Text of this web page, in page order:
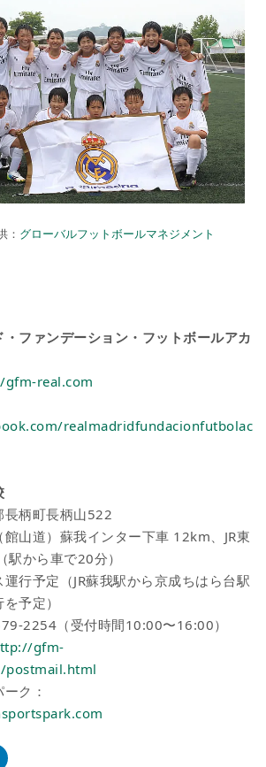
： グローバルフットボールマネジメント
ファンデーション・フットボールアカ
real.com
realmadridfundacionfutbolac
長柄町長柄山522
山道）蘇我インター下車 12km、JR東
駅から車で20分）
予定（JR蘇我駅から京成ちはら台駅
予定）
2254（受付時間10:00〜16:00）
gfm-
postmail.html
ク：